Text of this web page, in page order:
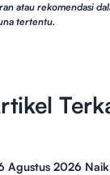
atau rekomendasi
tertentu.
Agustus 2026